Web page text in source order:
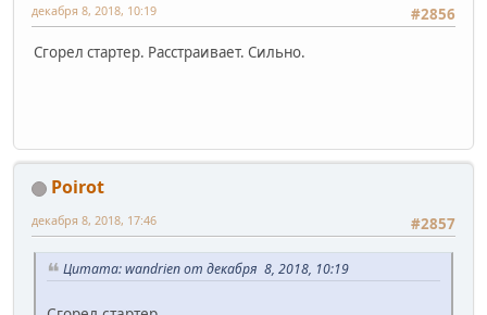
#2856
декабря 8, 2018, 10:19
Сгорел стартер. Расстраивает. Сильно.
Poirot
#2857
декабря 8, 2018, 17:46
Цитата: wandrien от декабря 8, 2018, 10:19